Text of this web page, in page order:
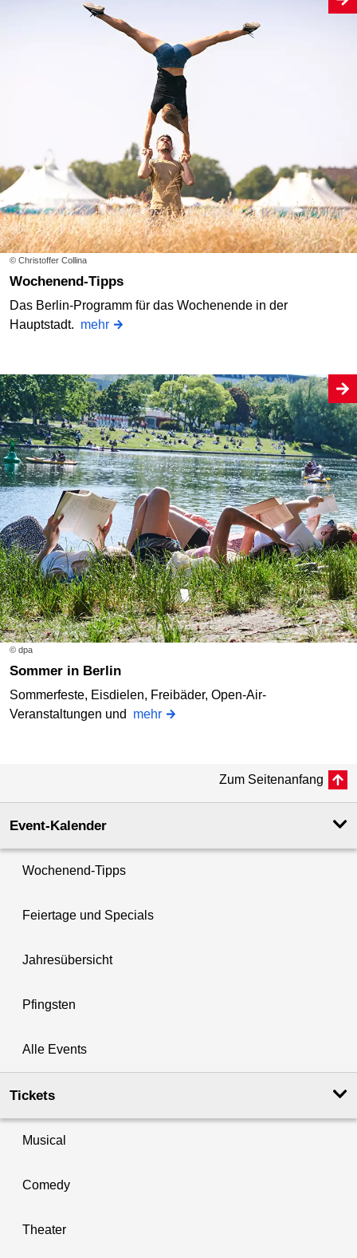
© Christoffer Collina
Wochenend-Tipps
Das Berlin-Programm für das Wochenende in der
Hauptstadt. mehr
© dpa
Sommer in Berlin
Sommerfeste, Eisdielen, Freibäder, Open-Air-
Veranstaltungen und mehr
Zum Seitenanfang
Event-Kalender
Wochenend-Tipps
Feiertage und Specials
Jahresübersicht
Pfingsten
Alle Events
Tickets
Musical
Comedy
Theater